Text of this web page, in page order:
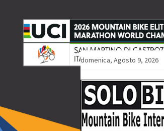
domenica, Agosto 9, 2026